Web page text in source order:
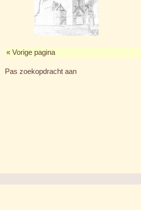
« Vorige pagina
Pas zoekopdracht aan